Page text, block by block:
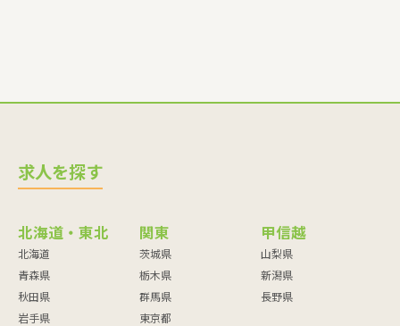
求人を探す
北海道・東北
北海道
青森県
秋田県
岩手県
関東
茨城県
栃木県
群馬県
東京都
甲信越
山梨県
新潟県
長野県